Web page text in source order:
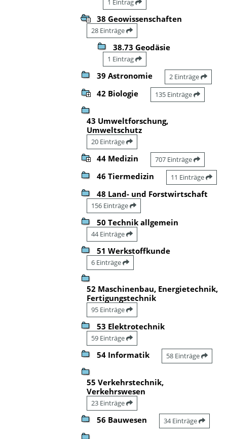
1 Eintrag
38 Geowissenschaften
28 Einträge
38.73 Geodäsie
1 Eintrag
39 Astronomie 2 Einträge
42 Biologie 135 Einträge
43 Umweltforschung,
Umweltschutz
20 Einträge
44 Medizin 707 Einträge
46 Tiermedizin 11 Einträge
48 Land- und Forstwirtschaft
156 Einträge
50 Technik allgemein
44 Einträge
51 Werkstoffkunde
6 Einträge
52 Maschinenbau, Energietechnik,
Fertigungstechnik
95 Einträge
53 Elektrotechnik
59 Einträge
54 Informatik 58 Einträge
55 Verkehrstechnik,
Verkehrswesen
23 Einträge
56 Bauwesen 34 Einträge